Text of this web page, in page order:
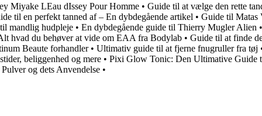
Miyake LEau dIssey Pour Homme • Guide til at vælge den rette
til en perfekt tanned af – En dybdegående artikel • Guide til Matas
mandlig hudpleje • En dybdegående guide til Thierry Mugler Alien •
hvad du behøver at vide om EAA fra Bodylab • Guide til at finde
Beaute forhandler• Ultimativ guide til at fjerne fnugruller fra tøj
beliggenhed og mere • Pixi Glow Tonic: Den Ultimative Guide
og dets Anvendelse •